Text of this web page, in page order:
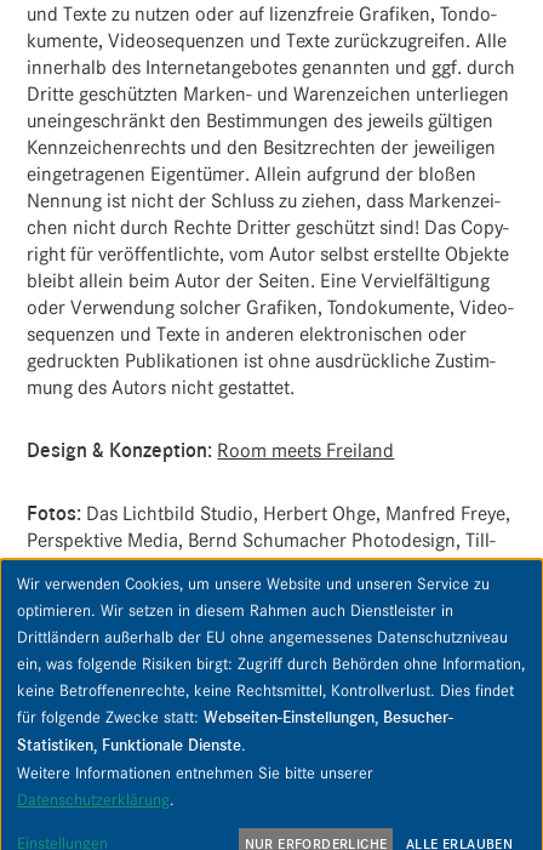
und Texte zu nutzen oder auf lizenz­freie Grafiken, Tondo­
ku­mente, Video­se­quenzen und Texte zurück­zu­greifen. Alle
inner­halb des Inter­net­an­ge­botes genannten und ggf. durch
Dritte geschützten Marken- und Waren­zei­chen unter­liegen
unein­ge­schränkt den Bestim­mungen des jeweils gültigen
Kenn­zei­chen­rechts und den Besitz­rechten der jewei­ligen
einge­tra­genen Eigen­tümer. Allein aufgrund der bloßen
Nennung ist nicht der Schluss zu ziehen, dass Marken­zei­
chen nicht durch Rechte Dritter geschützt sind! Das Copy­
right für veröf­fent­lichte, vom Autor selbst erstellte Objekte
bleibt allein beim Autor der Seiten. Eine Verviel­fäl­ti­gung
oder Verwen­dung solcher Grafiken, Tondo­ku­mente, Video­
se­quenzen und Texte in anderen elek­tro­ni­schen oder
gedruckten Publi­ka­tionen ist ohne ausdrück­liche Zustim­
mung des Autors nicht gestattet.
Design & Konzep­tion: Room meets Freiland
Fotos: Das Licht­bild Studio, Herbert Ohge, Manfred Freye,
Perspek­tive Media, Bernd Schu­ma­cher Photo­de­sign, Till­
mann Möller, Adobe Stock, Felix Matthies
Copyright © 2026 PIPPING Immobilien GmbH & Co. KG. Alle Rechte vorbehalten.
Kontakt
Impressum
AGB
Wir verwenden Cookies, um unsere Website und unseren Service zu
optimieren. Wir setzen in diesem Rahmen auch Dienstleister in
Drittländern außerhalb der EU ohne angemessenes Datenschutzniveau
ein, was folgende Risiken birgt: Zugriff durch Behörden ohne Information,
keine Betroffenenrechte, keine Rechtsmittel, Kontrollverlust. Dies findet
für folgende Zwecke statt: Webseiten-Einstellungen, Besucher-
Statistiken, Funktionale Dienste.
Weitere Informationen entnehmen Sie bitte unserer
Datenschutzerklärung.
Einstellungen NUR ERFORDERLICHE ALLE ERLAUBEN